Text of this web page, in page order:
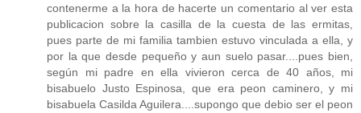
contenerme a la hora de hacerte un comentario al ver esta
publicacion sobre la casilla de la cuesta de las ermitas,
pues parte de mi familia tambien estuvo vinculada a ella, y
por la que desde pequeño y aun suelo pasar....pues bien,
según mi padre en ella vivieron cerca de 40 años, mi
bisabuelo Justo Espinosa, que era peon caminero, y mi
bisabuela Casilda Aguilera....supongo que debio ser el peon